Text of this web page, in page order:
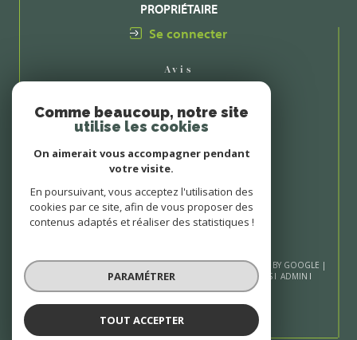
PROPRIÉTAIRE
Se connecter
Avis
CLIENTS
© 2026 | TOUS DROITS RÉSERVÉS | TRADUCTION POWERED BY GOOGLE |
NOS HONORAIRES
PLAN DU SITE MENTIONS LÉGALES
ADMIN
COOKIES
Comme beaucoup, notre site
utilise les cookies
On aimerait vous accompagner pendant
votre visite.
En poursuivant, vous acceptez l'utilisation des
cookies par ce site, afin de vous proposer des
contenus adaptés et réaliser des statistiques !
PARAMÉTRER
TOUT ACCEPTER